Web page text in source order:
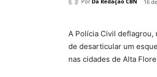
16
A Polícia Civil deflagrou,
de desarticular um
nas cidades de Alta